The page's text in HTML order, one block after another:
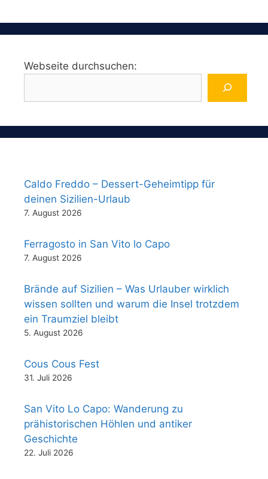
Webseite durchsuchen:
Caldo Freddo – Dessert-Geheimtipp für
deinen Sizilien-Urlaub
7. August 2026
Ferragosto in San Vito lo Capo
7. August 2026
Brände auf Sizilien – Was Urlauber wirklich
wissen sollten und warum die Insel trotzdem
ein Traumziel bleibt
5. August 2026
Cous Cous Fest
31. Juli 2026
San Vito Lo Capo: Wanderung zu
prähistorischen Höhlen und antiker
Geschichte
22. Juli 2026